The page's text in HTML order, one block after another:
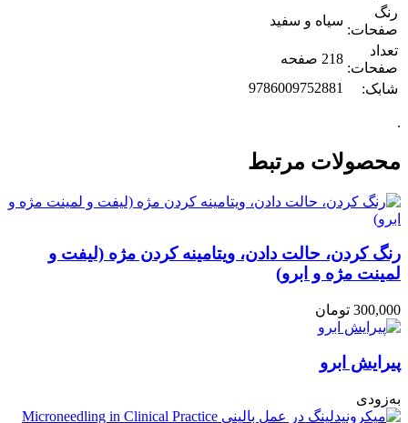
رنگ
صفحات:
سیاه و سفید
تعداد
صفحات:
218 صفحه
شابک:
9786009752881
.
محصولات مرتبط
رنگ کردن، حالت دادن، ویتامینه کردن مژه (لیفت و
لمینت مژه و ابرو)
300,000 تومان
پیرایش ابرو
به‌زودی